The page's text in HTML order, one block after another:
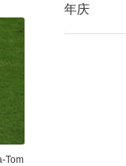
Tom
年庆